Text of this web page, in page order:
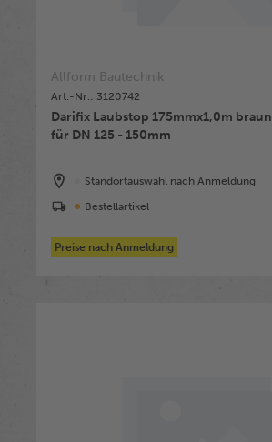
Allform Bautechnik
Art.-Nr.: 3120742
Darifix Laubstop 175mmx1,0m braun
für DN 125 - 150mm
Standortauswahl nach Anmeldung
Bestellartikel
Preise nach Anmeldung